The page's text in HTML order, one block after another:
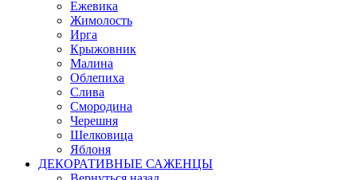
Ежевика
Жимолость
Ирга
Крыжовник
Малина
Облепиха
Слива
Смородина
Черешня
Шелковица
Яблоня
ДЕКОРАТИВНЫЕ САЖЕНЦЫ